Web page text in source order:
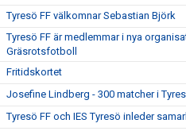
Tyresö FF välkomnar Sebastian Björk
Tyresö FF är medlemmar i nya
Gräsrotsfotboll
Fritidskortet
Josefine Lindberg - 300 matcher i
Tyresö FF och IES Tyresö inleder